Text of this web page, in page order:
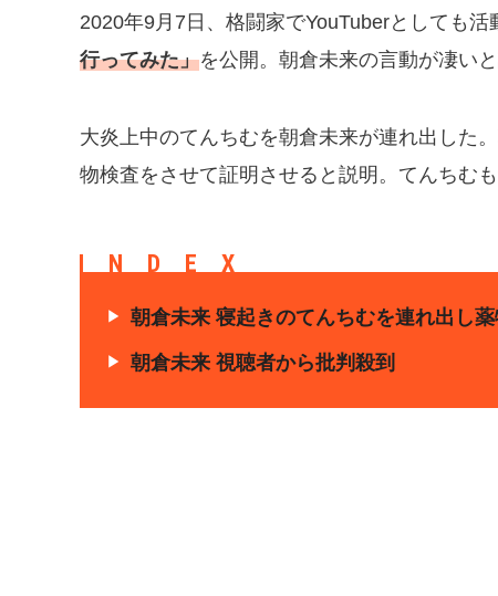
2020年9月7日、格闘家でYouTuberとしても活
行ってみた」を公開。朝倉未来の言動が凄い
大炎上中のてんちむを朝倉未来が連れ出した
物検査をさせて証明させると説明。てんちむ
INDEX
朝倉未来 寝起きのてんちむを連れ出し
朝倉未来 視聴者から批判殺到